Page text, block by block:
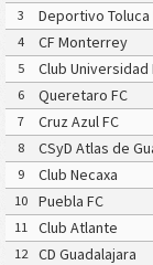
de Caliente
3
Deportivo Toluca
4
CF Monterrey
5
Club Universidad
6
Queretaro FC
7
Cruz Azul FC
8
CSyD Atlas de
9
Club Necaxa
10
Puebla FC
11
Club Atlante
12
CD Guadalajara